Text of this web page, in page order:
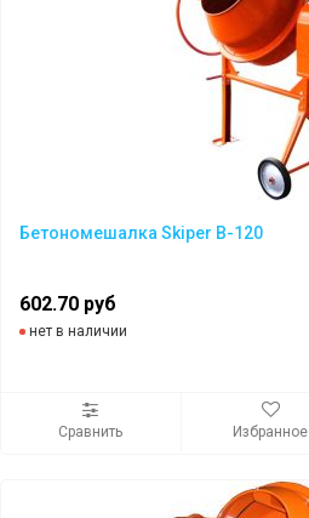
Бетономешалка Skiper B-120
602.70 руб
нет в наличии
Сравнить Избранное